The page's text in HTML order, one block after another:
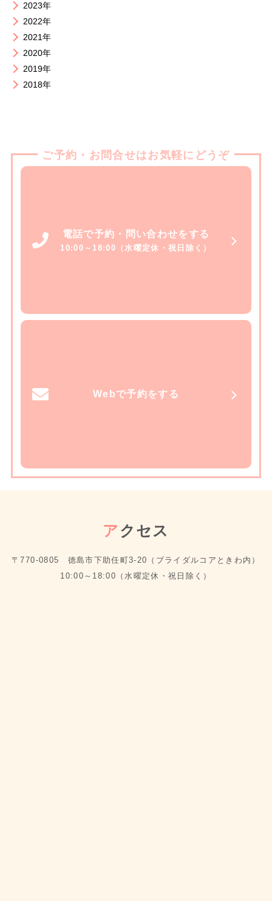
2023年
2022年
2021年
2020年
2019年
2018年
ご予約・お問合せはお気軽にどうぞ
電話で予約・問い合わせをする
10:00～18:00（水曜定休・祝日除く）
Webで予約をする
ア クセス
〒770-0805 徳島市下助任町3-20（ブライダルコアときわ内）
10:00～18:00（水曜定休・祝日除く）